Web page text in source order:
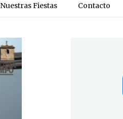
Nuestras Fiestas Contacto